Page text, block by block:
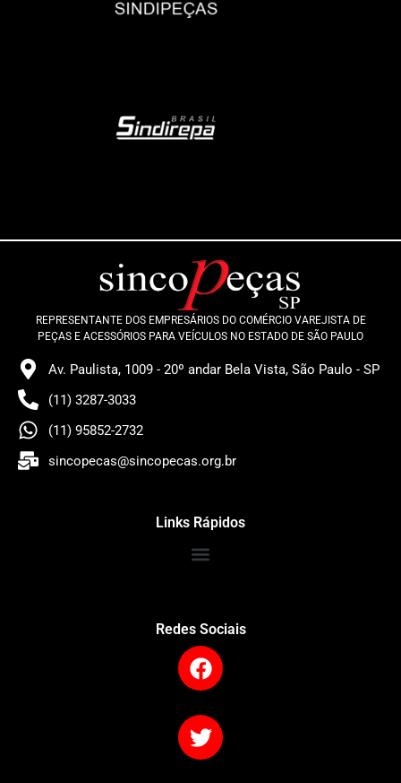
REPRESENTANTE DOS EMPRESÁRIOS DO COMÉRCIO VAREJISTA DE
PEÇAS E ACESSÓRIOS PARA VEÍCULOS NO ESTADO DE SÃO PAULO
Av. Paulista, 1009 - 20º andar Bela Vista, São Paulo - SP
(11) 3287-3033
(11) 95852-2732
sincopecas@sincopecas.org.br
Links Rápidos
Redes Sociais